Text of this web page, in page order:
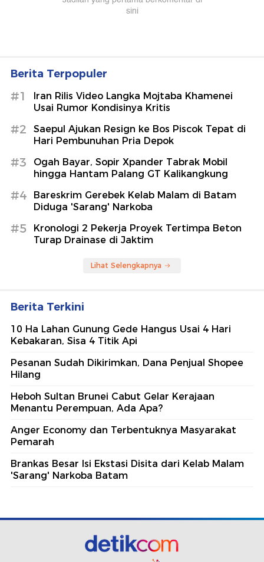
Berita Terpopuler
#1
Iran Rilis Video Langka Mojtaba Khamenei
Usai Rumor Kondisinya Kritis
#2
Saepul Ajukan Resign ke Bos Piscok Tepat di
Hari Pembunuhan Pria Depok
#3
Ogah Bayar, Sopir Xpander Tabrak Mobil
hingga Hantam Palang GT Kalikangkung
#4
Bareskrim Gerebek Kelab Malam di Batam
Diduga 'Sarang' Narkoba
#5
Kronologi 2 Pekerja Proyek Tertimpa Beton
Turap Drainase di Jaktim
Lihat Selengkapnya
Berita Terkini
10 Ha Lahan Gunung Gede Hangus Usai 4 Hari
Kebakaran, Sisa 4 Titik Api
Pesanan Sudah Dikirimkan, Dana Penjual Shopee
Hilang
Heboh Sultan Brunei Cabut Gelar Kerajaan
Menantu Perempuan, Ada Apa?
Anger Economy dan Terbentuknya Masyarakat
Pemarah
Brankas Besar Isi Ekstasi Disita dari Kelab Malam
'Sarang' Narkoba Batam